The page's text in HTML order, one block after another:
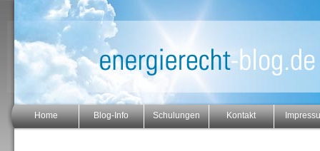
Home Blog-Info Schulungen Kontakt